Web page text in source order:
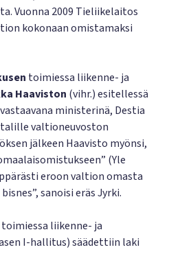
Vuonna 2009 Tieliikelaitos
kokonaan omistamaksi
toimiessa liikenne- ja
Haaviston (vihr.) esitellessä
ministerinä, Destia
valtioneuvoston
jälkeen Haavisto myönsi,
(Yle
eroon valtion omasta
sanoisi eräs Jyrki.
toimiessa liikenne- ja
I-hallitus) säädettiin laki